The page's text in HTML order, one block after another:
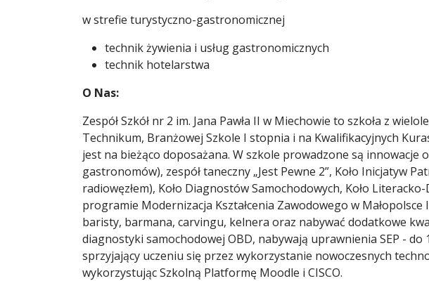
w strefie turystyczno-gastronomicznej
technik żywienia i usług gastronomicznych
technik hotelarstwa
O Nas:
Zespół Szkół nr 2 im. Jana Pawła II w Miechowie to szkoła z
Technikum, Branżowej Szkole I stopnia i na Kwalifikacyjnych
jest na bieżąco doposażana. W szkole prowadzone są innowacje
gastronomów), zespół taneczny „Jest Pewne 2”, Koło Inicjatyw
radiowęzłem), Koło Diagnostów Samochodowych, Koło
programie Modernizacja Kształcenia Zawodowego w
baristy, barmana, carvingu, kelnera oraz nabywać dodatkowe
diagnostyki samochodowej OBD, nabywają uprawnienia SEP -
sprzyjający uczeniu się przez wykorzystanie nowoczesnych
wykorzystując Szkolną Platformę Moodle i CISCO.